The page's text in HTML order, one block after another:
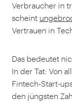
Verbraucher in
scheint
Vertrauen in
Das bedeutet
In der Tat: Von
Fintech-Start-
den jüngsten